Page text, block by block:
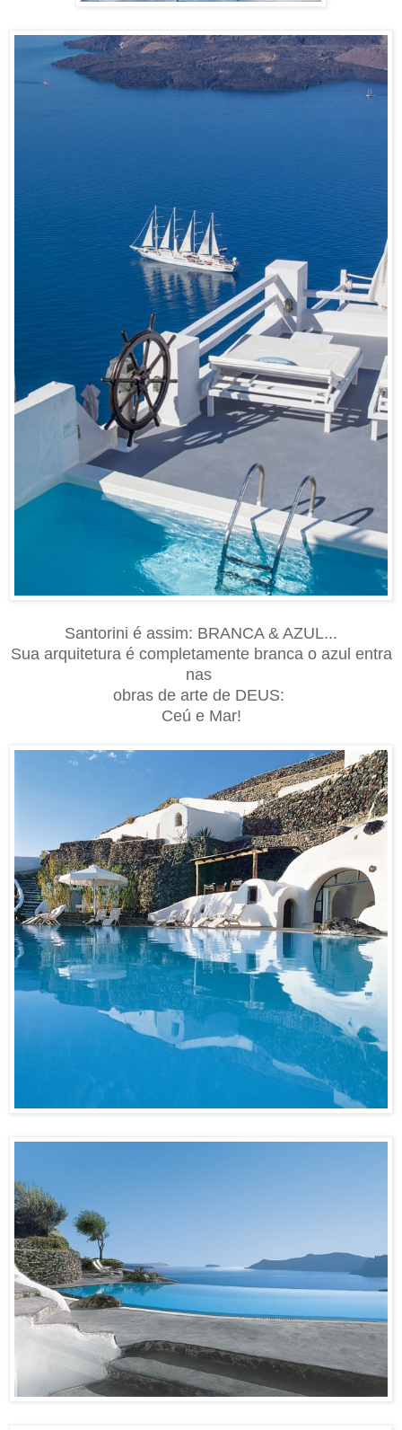
Santorini é assim: BRANCA & AZUL...
Sua arquitetura é completamente branca o azul entra
nas
obras de arte de DEUS:
Ceú e Mar!